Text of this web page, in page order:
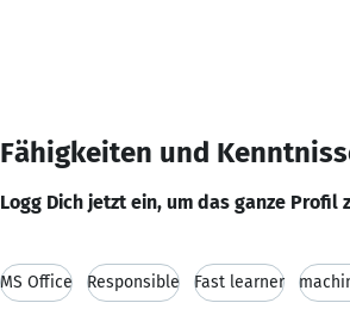
Fähigkeiten und
Logg Dich jetzt ein, um das ganze Profil
MS Office Responsible Fast learner